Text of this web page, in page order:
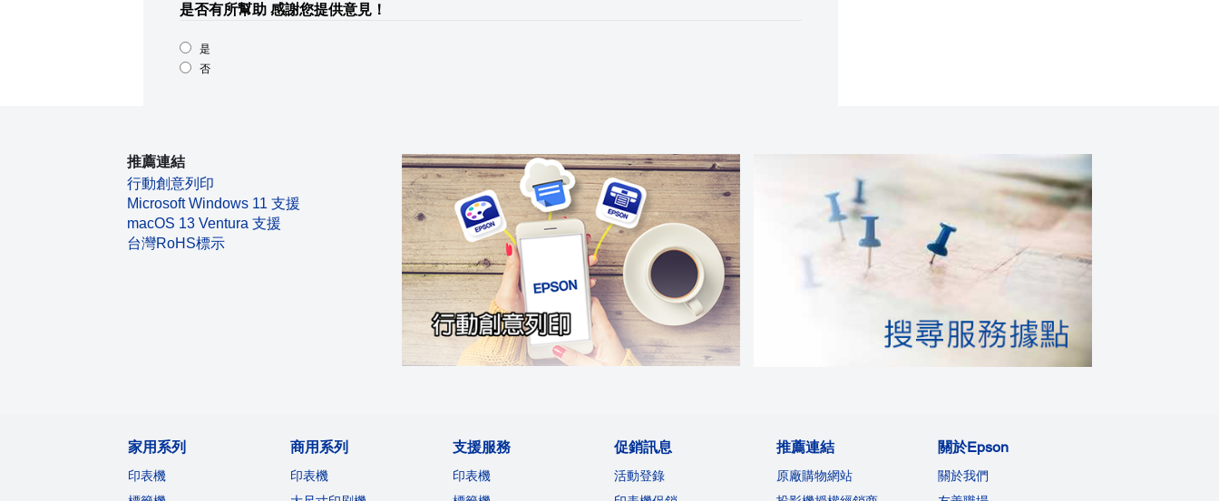
是否有所幫助 感謝您提供意見！
是
否
推薦連結
行動創意列印
Microsoft Windows 11 支援
macOS 13 Ventura 支援
台灣RoHS標示
家用系列
印表機
商用系列
印表機
支援服務
印表機
促銷訊息
活動登錄
推薦連結
原廠購物網站
關於Epson
關於我們